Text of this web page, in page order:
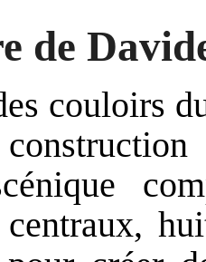
de
couloirs
centraux,